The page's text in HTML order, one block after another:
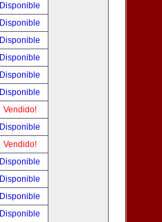
Disponible
Disponible
Disponible
Disponible
Disponible
Disponible
Vendido!
Disponible
Vendido!
Disponible
Disponible
Disponible
Disponible